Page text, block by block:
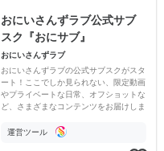
おにいさんずラブ公式サブ
スク『おにサブ』
おにいさんずラブ
おにいさんずラブの公式サブスクがスタ
ート！ここでしか見られない、限定動画
やプライベートな日常、オフショットな
ど、さまざまなコンテンツをお届けしま
運営ツール